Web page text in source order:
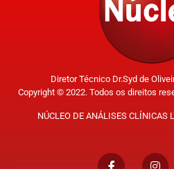
Diretor Técnico Dr.Syd de
Copyright © 2022. Todos os direitos
NÚCLEO DE ANÁLISES